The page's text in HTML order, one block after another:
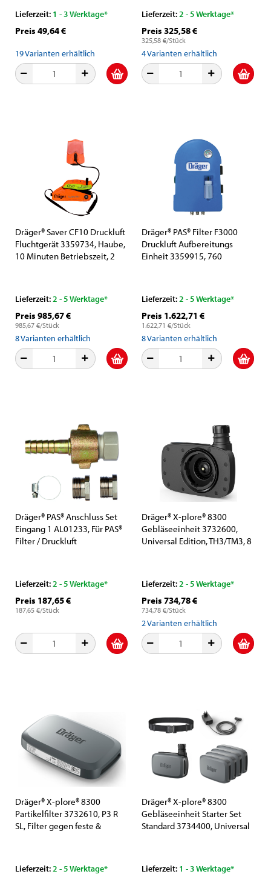
Lieferzeit: 1 - 3 Werktage*
Preis 49,64 €
19Varianten erhältlich
Partikel- Gase- &
Dämpfeschutz, Für
Anwendungen in Industrie
und Gesundheitswesen
Lieferzeit:2 - 5 Werktage*
Preis 325,58 €
325,58 €/Stück
4Varianten erhältlich
Dräger® Saver CF10 Druckluft
Fluchtgerät 3359734, Haube,
10 Minuten Betriebszeit, 2
Gefahrenbereichen
Lieferzeit:2 - 5 Werktage*
Preis 985,67 €
985,67 €/Stück
8Varianten erhältlich
Dräger® PAS® Filter F3000
Druckluft Aufbereitungs
Einheit 3359915, 760
Dräger® PAS®
Druckluftsystemen
Lieferzeit:2 - 5 Werktage*
Preis 1.622,71 €
1.622,71 €/Stück
8Varianten erhältlich
Dräger® PAS® Anschluss Set
Eingang 1 AL01233, Für PAS®
Filter / Druckluft
Kupplung
Lieferzeit:2 - 5 Werktage*
Preis 187,65 €
187,65 €/Stück
Dräger® X-plore® 8300
Gebläseeinheit 3732600,
Universal Edition, TH3/TM3, 8
und Gesundheitswesen
Lieferzeit:2 - 5 Werktage*
Preis 734,78 €
734,78 €/Stück
2Varianten erhältlich
Dräger® X-plore® 8300
Partikelfilter 3732610, P3 R
SL, Filter gegen feste &
Lieferzeit:2 - 5 Werktage*
Dräger® X-plore® 8300
Gebläseeinheit Starter Set
Standard 3734400, Universal
Lieferzeit: 1 - 3 Werktage*